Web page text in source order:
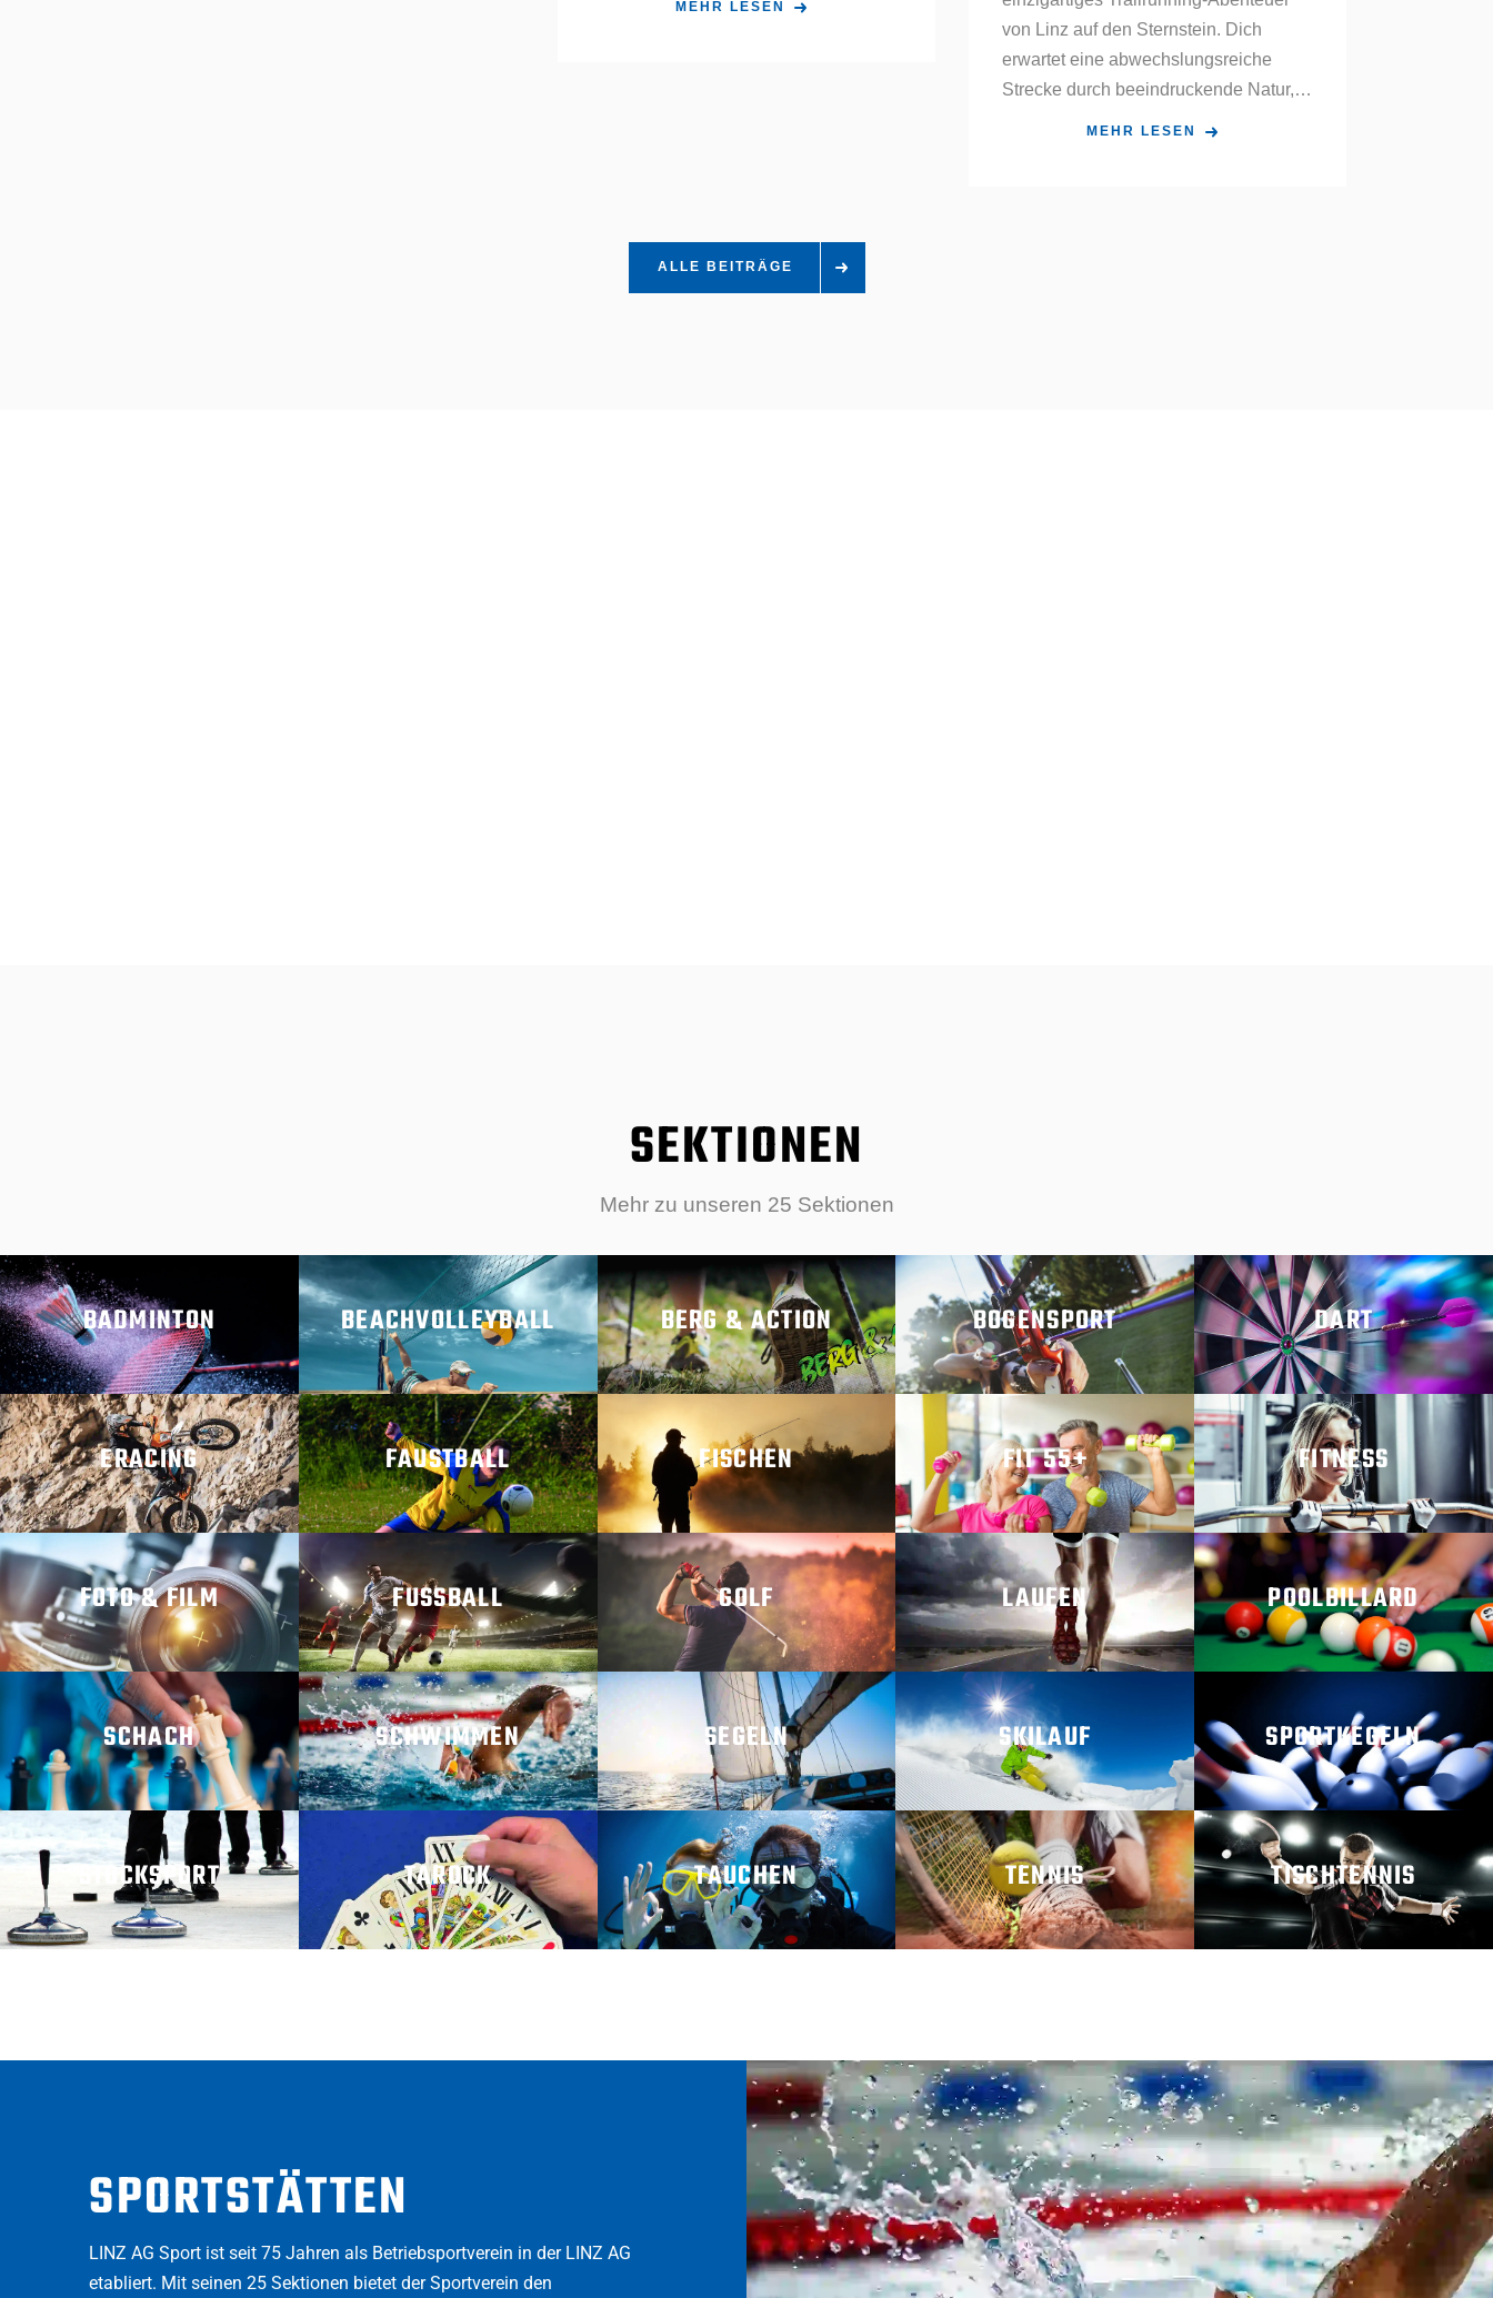
MEHR LESEN
von Linz auf den Sternstein. Dich
erwartet eine abwechslungsreiche
Strecke durch beeindruckende Natur,
MEHR LESEN
ALLE BEITRÄGE
SEKTIONEN
Mehr zu unseren 25 Sektionen
BADMINTON
MEHR ERFAHREN
BEACHVOLLEYBALL
MEHR ERFAHREN
BERG & ACTION
MEHR ERFAHREN
BOGENSPORT
MEHR ERFAHREN
DART
MEHR ERFAHREN
ERACING
MEHR ERFAHREN
FAUSTBALL
MEHR ERFAHREN
FISCHEN
MEHR ERFAHREN
FIT 55+
MEHR ERFAHREN
FITNESS
MEHR ERFAHREN
FOTO & FILM
MEHR ERFAHREN
FUSSBALL
MEHR ERFAHREN
GOLF
MEHR ERFAHREN
LAUFEN
MEHR ERFAHREN
POOLBILLARD
MEHR ERFAHREN
SCHACH
MEHR ERFAHREN
SCHWIMMEN
MEHR ERFAHREN
SEGELN
MEHR ERFAHREN
SKILAUF
MEHR ERFAHREN
SPORTKEGELN
MEHR ERFAHREN
STOCKSPORT
MEHR ERFAHREN
TAROCK
MEHR ERFAHREN
TAUCHEN
MEHR ERFAHREN
TENNIS
MEHR ERFAHREN
TISCHTENNIS
MEHR ERFAHREN
SPORTSTÄTTEN
LINZ AG Sport ist seit 75 Jahren als Betriebsportverein in der LINZ AG
etabliert. Mit seinen 25 Sektionen bietet der Sportverein den